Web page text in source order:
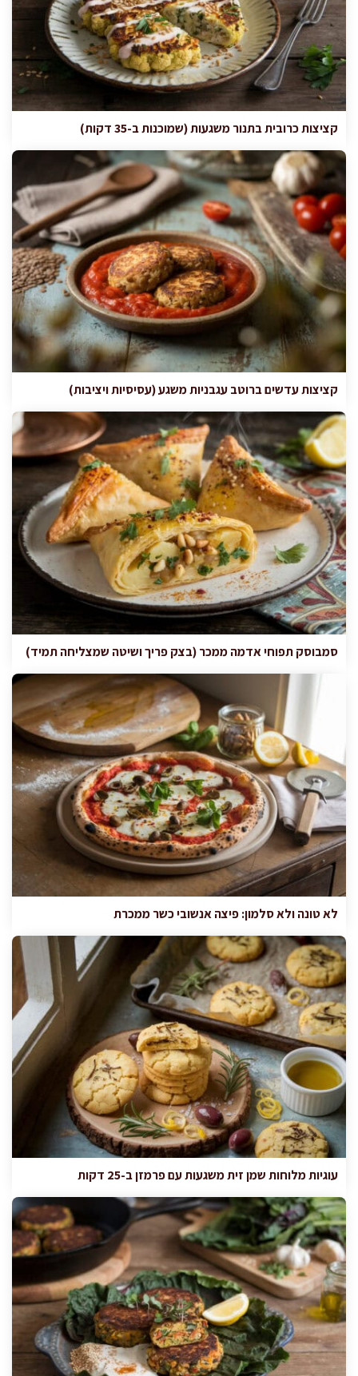
קציצות כרובית בתנור משגעות (שמוכנות ב-35 דקות)
קציצות עדשים ברוטב עגבניות משגע (עסיסיות ויציבות)
סמבוסק תפוחי אדמה ממכר (בצק פריך ושיטה שמצליחה תמיד)
לא טונה ולא סלמון: פיצה אנשובי כשר ממכרת
עוגיות מלוחות שמן זית משגעות עם פרמזן ב-25 דקות